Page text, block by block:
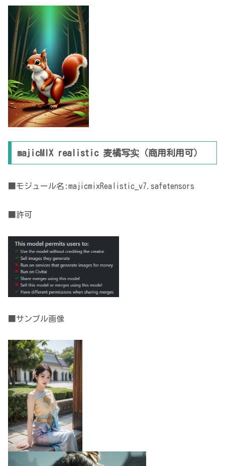
majicMIX realistic 麦橘写实（商用利用可）
■モジュール名:majicmixRealistic_v7.safetensors
■許可
■サンプル画像